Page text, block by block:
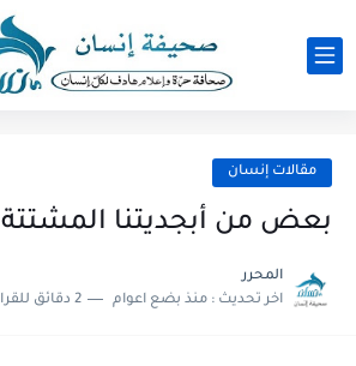
مقالات إنسان
بعض من أبجديتنا المشتتة 1
المحرر
اخر تحديث : منذ بضع اعوام 2 دقائق للقراءة